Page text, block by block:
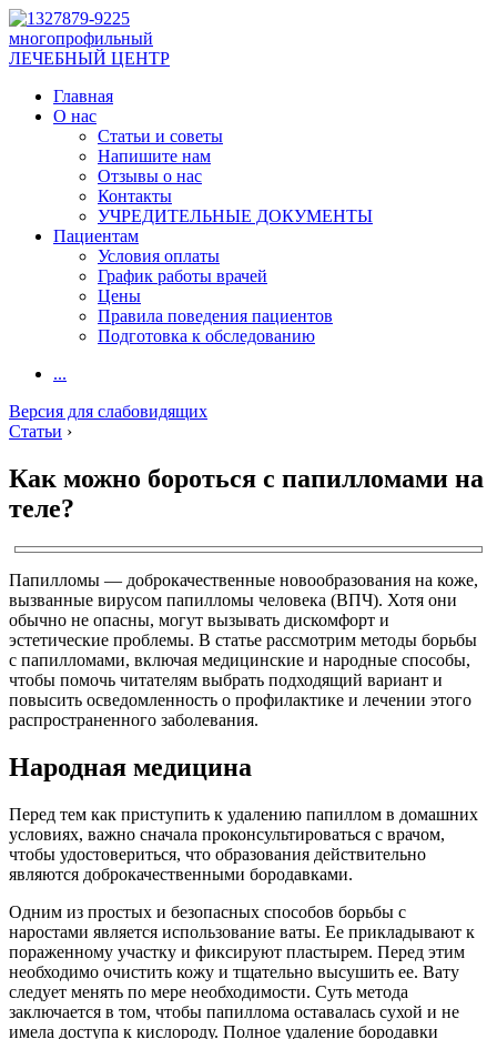
многопрофильный
ЛЕЧЕБНЫЙ ЦЕНТР
Главная
О нас
Статьи и советы
Напишите нам
Отзывы о нас
Контакты
УЧРЕДИТЕЛЬНЫЕ ДОКУМЕНТЫ
Пациентам
Условия оплаты
График работы врачей
Цены
Правила поведения пациентов
Подготовка к обследованию
...
Версия для слабовидящих
Статьи ›
Как можно бороться с папилломами на
теле?
Папилломы — доброкачественные новообразования на коже,
вызванные вирусом папилломы человека (ВПЧ). Хотя они
обычно не опасны, могут вызывать дискомфорт и
эстетические проблемы. В статье рассмотрим методы борьбы
с папилломами, включая медицинские и народные способы,
чтобы помочь читателям выбрать подходящий вариант и
повысить осведомленность о профилактике и лечении этого
распространенного заболевания.
Народная медицина
Перед тем как приступить к удалению папиллом в домашних
условиях, важно сначала проконсультироваться с врачом,
чтобы удостовериться, что образования действительно
являются доброкачественными бородавками.
Одним из простых и безопасных способов борьбы с
наростами является использование ваты. Ее прикладывают к
пораженному участку и фиксируют пластырем. Перед этим
необходимо очистить кожу и тщательно высушить ее. Вату
следует менять по мере необходимости. Суть метода
заключается в том, чтобы папиллома оставалась сухой и не
имела доступа к кислороду. Полное удаление бородавки